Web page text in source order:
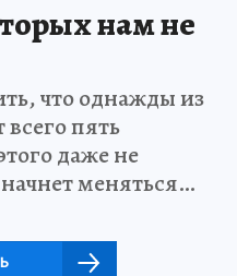
нам не
что однажды из
пять
даже не
меняться…